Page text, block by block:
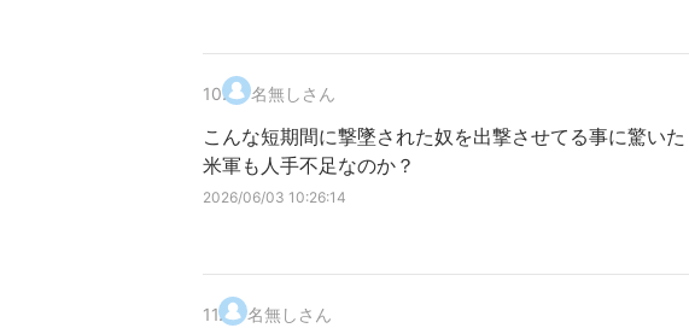
10. 名無しさん
こんな短期間に撃墜された奴を出撃させてる事に驚いた
米軍も人手不足なのか？
2026/06/03 10:26:14
11. 名無しさん